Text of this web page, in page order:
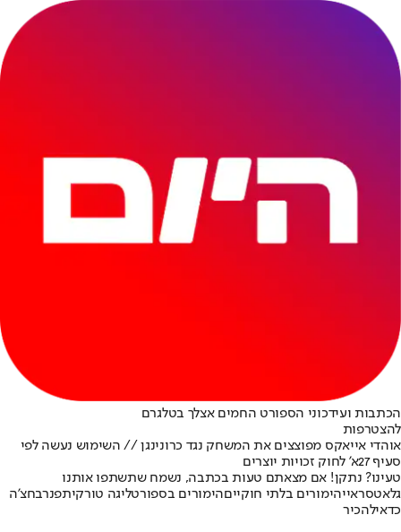
הכתבות ועידכוני הספורט החמים אצלך בטלגרם
להצטרפות
אוהדי אייאקס מפוצצים את המשחק נגד כרונינגן // השימוש נעשה לפי
סעיף 27א' לחוק זכויות יוצרים
טעינו? נתקן! אם מצאתם טעות בכתבה, נשמח שתשתפו אותנו
גלאטסראייהימורים בלתי חוקייםהימורים בספורטליגה טורקיתפנרבחצ'ה
כדאילהכיר